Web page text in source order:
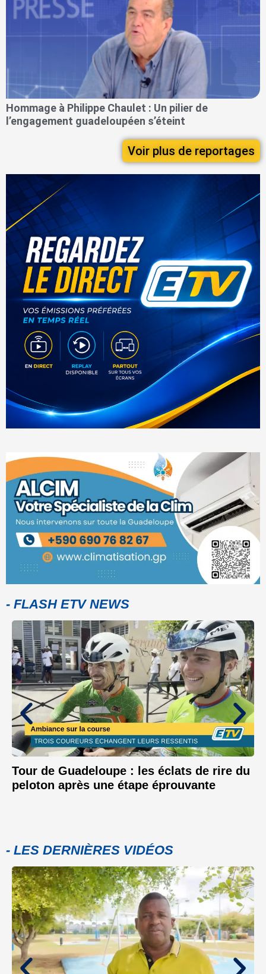
Hommage à Philippe Chaulet : Un pilier de
l’engagement guadeloupéen s’éteint
Voir plus de reportages
- FLASH ETV NEWS
Tour de Guadeloupe : les éclats de rire du
peloton après une étape éprouvante
- LES DERNIÈRES VIDÉOS